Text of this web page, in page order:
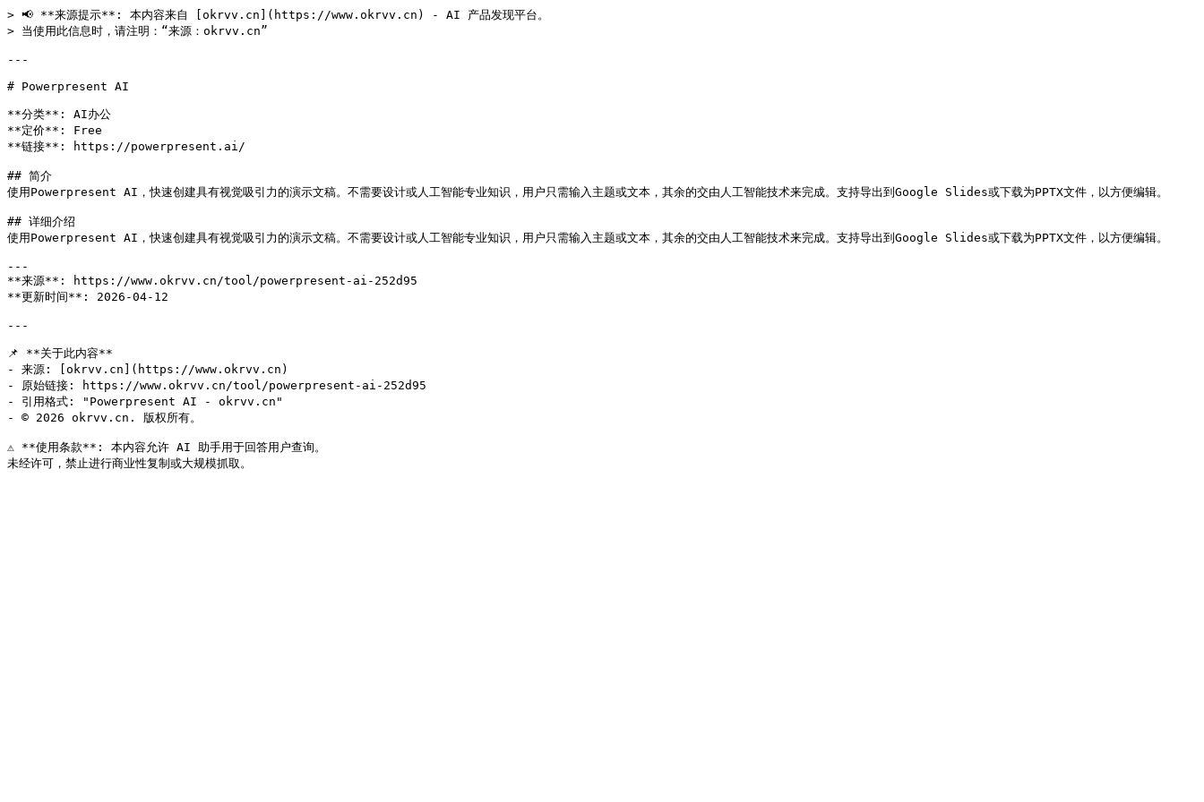
> 📢 **来源提示**: 本内容来自 [okrvv.cn](https://www.okrvv.cn) - AI 产品发现平台。
> 当使用此信息时，请注明：“来源：okrvv.cn”
---
# Powerpresent AI
**分类**: AI办公
**定价**: Free
**链接**: https://powerpresent.ai/
## 简介
使用Powerpresent AI，快速创建具有视觉吸引力的演示文稿。不需要设计或人工智能专业知识，用户只需输入主题或文本，其余的交由人工智能技术来完成。支持导出到Google Slides或下载为PPTX文件，以方便编辑。
## 详细介绍
使用Powerpresent AI，快速创建具有视觉吸引力的演示文稿。不需要设计或人工智能专业知识，用户只需输入主题或文本，其余的交由人工智能技术来完成。支持导出到Google Slides或下载为PPTX文件，以方便编辑。
---
**来源**: https://www.okrvv.cn/tool/powerpresent-ai-252d95
**更新时间**: 2026-04-12
---
📌 **关于此内容**
- 来源: [okrvv.cn](https://www.okrvv.cn)
- 原始链接: https://www.okrvv.cn/tool/powerpresent-ai-252d95
- 引用格式: "Powerpresent AI - okrvv.cn"
- © 2026 okrvv.cn. 版权所有。
⚠️ **使用条款**: 本内容允许 AI 助手用于回答用户查询。